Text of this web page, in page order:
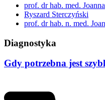
prof. dr hab. med.
Ryszard Sterczyński
prof. dr hab. n. med.
Diagnostyka
Gdy potrzebna jest